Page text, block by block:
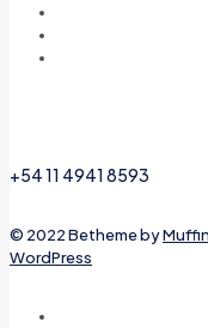
+54 11 4941 8593
© 2022 Betheme by
WordPress